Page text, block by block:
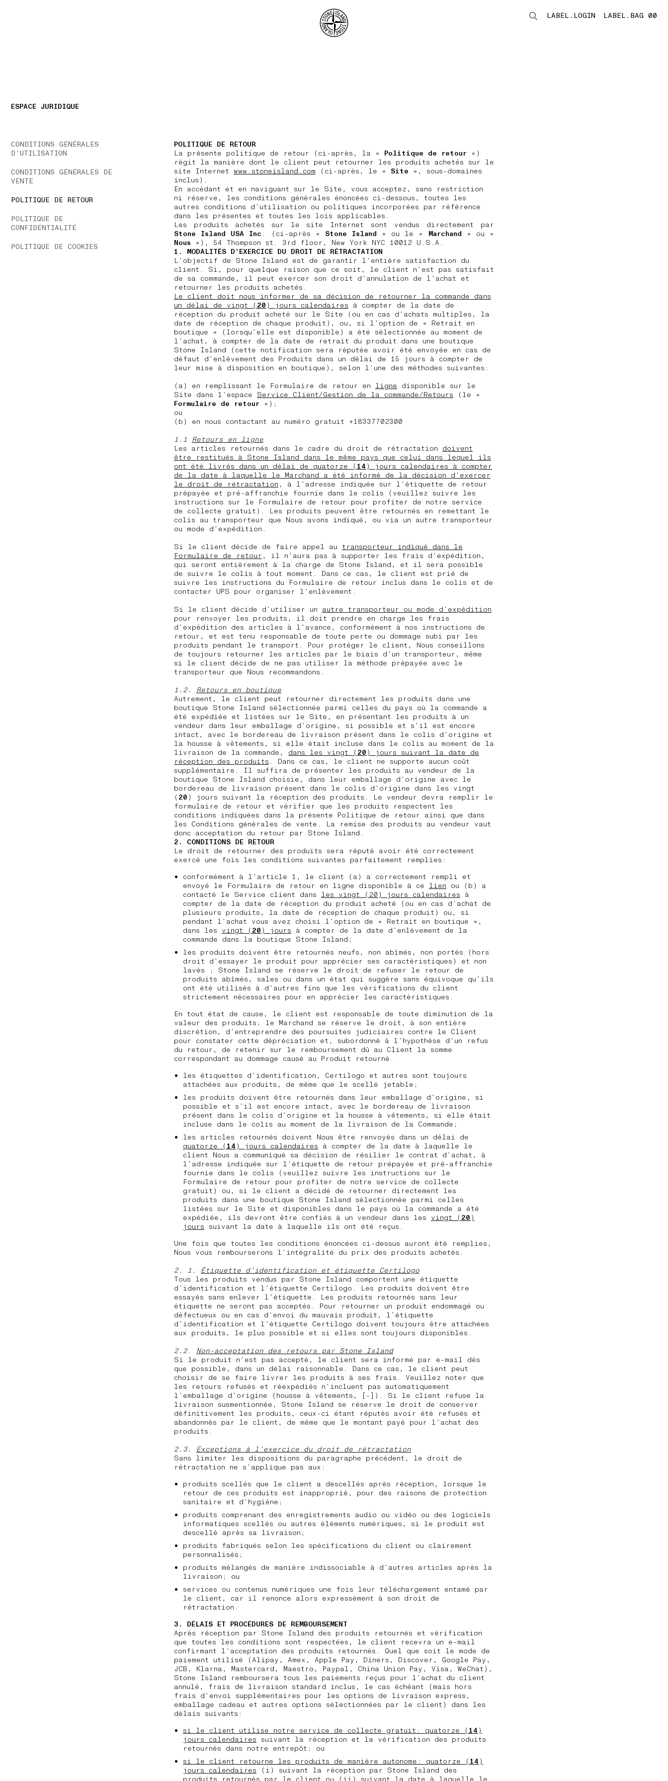
LABEL.LOGIN
LABEL.BAG 00
LABEL.ITEMS
ESPACE JURIDIQUE
CONDITIONS GÉNÉRALES
D’UTILISATION
CONDITIONS GÉNÉRALES DE
VENTE
POLITIQUE DE RETOUR
POLITIQUE DE
CONFIDENTIALITÉ
POLITIQUE DE COOKIES
POLITIQUE DE RETOUR
La présente politique de retour (ci-après, la « Politique de retour»)
régit la manière dont le client peut retourner les produits achetés sur le
site Internet www.stoneisland.com (ci-après, le « Site
», sous-domaines
inclus).
En accédant et en naviguant sur le Site, vous acceptez, sans restriction
ni réserve, les conditions générales énoncées ci-dessous, toutes les
autres conditions d’utilisation ou politiques incorporées par référence
dans les présentes et toutes les lois applicables.
Les produits achetés sur le site Internet sont vendus directement par
Stone Island USA Inc . (ci-après « Stone Island » ou le « Marchand » ou «
Nous
»), 54 Thompson st. 3rd floor, New York NYC 10012 U.S.A.
1. MODALITÉS D’EXERCICE DU DROIT DE RÉTRACTATION
L’objectif de Stone Island est de garantir l’entière satisfaction du
client. Si, pour quelque raison que ce soit, le client n’est pas satisfait
de sa commande, il peut exercer son droit d’annulation de l’achat et
retourner les produits achetés.
Le client doit nous informer de sa décision de retourner la commande dans
un délai de vingt ( 20 ) jours calendaires à compter de la date de
réception du produit acheté sur le Site (ou en cas d’achats multiples, la
date de réception de chaque produit), ou, si l’option de « Retrait en
boutique » (lorsqu’elle est disponible) a été sélectionnée au moment de
l’achat, à compter de la date de retrait du produit dans une boutique
Stone Island (cette notification sera réputée avoir été envoyée en cas de
défaut d’enlèvement des Produits dans un délai de 15 jours à compter de
leur mise à disposition en boutique), selon l’une des méthodes suivantes:
(a) en remplissant le Formulaire de retour en ligne disponible sur le
Site dans l’espace Service Client/Gestion de la commande/Retours (le «
Formulaire de retour»);
ou
(b) en nous contactant au numéro gratuit +18337702300
1.1 Retours en ligne
Les articles retournés dans le cadre du droit de rétractation doivent
être restitués à Stone Island dans le même pays que celui dans lequel ils
ont été livrés dans un délai de quatorze ( 14 ) jours calendaires à compter
de la date à laquelle le Marchand a été informé de la décision d’exercer
le droit de rétractation , à l’adresse indiquée sur l’étiquette de retour
prépayée et pré-affranchie fournie dans le colis (veuillez suivre les
instructions sur le Formulaire de retour pour profiter de notre service
de collecte gratuit). Les produits peuvent être retournés en remettant le
colis au transporteur que Nous avons indiqué, ou via un autre transporteur
ou mode d’expédition.
Si le client décide de faire appel au transporteur indiqué dans le
Formulaire de retour , il n’aura pas à supporter les frais d’expédition,
qui seront entièrement à la charge de Stone Island, et il sera possible
de suivre le colis à tout moment. Dans ce cas, le client est prié de
suivre les instructions du Formulaire de retour inclus dans le colis et de
contacter UPS pour organiser l’enlèvement.
Si le client décide d’utiliser un autre transporteur ou mode d’expédition
pour renvoyer les produits, il doit prendre en charge les frais
d’expédition des articles à l’avance, conformément à nos instructions de
retour, et est tenu responsable de toute perte ou dommage subi par les
produits pendant le transport. Pour protéger le client, Nous conseillons
de toujours retourner les articles par le biais d’un transporteur, même
si le client décide de ne pas utiliser la méthode prépayée avec le
transporteur que Nous recommandons.
1.2. Retours en boutique
Autrement, le client peut retourner directement les produits dans une
boutique Stone Island sélectionnée parmi celles du pays où la commande a
été expédiée et listées sur le Site, en présentant les produits à un
vendeur dans leur emballage d’origine, si possible et s’il est encore
intact, avec le bordereau de livraison présent dans le colis d’origine et
la housse à vêtements, si elle était incluse dans le colis au moment de la
livraison de la commande, dans les vingt ( 20 ) jours suivant la date de
réception des produits . Dans ce cas, le client ne supporte aucun coût
supplémentaire. Il suffira de présenter les produits au vendeur de la
boutique Stone Island choisie, dans leur emballage d’origine avec le
bordereau de livraison présent dans le colis d’origine dans les vingt
( 20 ) jours suivant la réception des produits. Le vendeur devra remplir le
formulaire de retour et vérifier que les produits respectent les
conditions indiquées dans la présente Politique de retour ainsi que dans
les Conditions générales de vente. La remise des produits au vendeur vaut
donc acceptation du retour par Stone Island.
2. CONDITIONS DE RETOUR
Le droit de retourner des produits sera réputé avoir été correctement
exercé une fois les conditions suivantes parfaitement remplies:
conformément à l’article 1, le client (a) a correctement rempli et
envoyé le Formulaire de retour en ligne disponible à ce lien ou (b) a
contacté le Service client dans les vingt (20) jours calendaires à
compter de la date de réception du produit acheté (ou en cas d’achat de
plusieurs produits, la date de réception de chaque produit) ou, si
pendant l’achat vous avez choisi l’option de « Retrait en boutique »,
dans les vingt ( 20 ) jours à compter de la date d’enlèvement de la
commande dans la boutique Stone Island;
les produits doivent être retournés neufs, non abîmés, non portés (hors
droit d’essayer le produit pour apprécier ses caractéristiques) et non
lavés ; Stone Island se réserve le droit de refuser le retour de
produits abîmés, sales ou dans un état qui suggère sans équivoque qu’ils
ont été utilisés à d’autres fins que les vérifications du client
strictement nécessaires pour en apprécier les caractéristiques.
En tout état de cause, le client est responsable de toute diminution de la
valeur des produits; le Marchand se réserve le droit, à son entière
discrétion, d’entreprendre des poursuites judiciaires contre le Client
pour constater cette dépréciation et, subordonné à l’hypothèse d’un refus
du retour, de retenir sur le remboursement dû au Client la somme
correspondant au dommage causé au Produit retourné.
les étiquettes d’identification, Certilogo et autres sont toujours
attachées aux produits, de même que le scellé jetable;
les produits doivent être retournés dans leur emballage d’origine, si
possible et s’il est encore intact, avec le bordereau de livraison
présent dans le colis d’origine et la housse à vêtements, si elle était
incluse dans le colis au moment de la livraison de la Commande;
les articles retournés doivent Nous être renvoyés dans un délai de
quatorze ( 14 ) jours calendaires à compter de la date à laquelle le
client Nous a communiqué sa décision de résilier le contrat d’achat, à
l’adresse indiquée sur l’étiquette de retour prépayée et pré-affranchie
fournie dans le colis (veuillez suivre les instructions sur le
Formulaire de retour pour profiter de notre service de collecte
gratuit) ou, si le client a décidé de retourner directement les
produits dans une boutique Stone Island sélectionnée parmi celles
listées sur le Site et disponibles dans le pays où la commande a été
expédiée, ils devront être confiés à un vendeur dans les vingt ( 20 )
jours suivant la date à laquelle ils ont été reçus.
Une fois que toutes les conditions énoncées ci-dessus auront été remplies,
Nous vous rembourserons l’intégralité du prix des produits achetés.
2. 1. Étiquette d’identification et étiquette Certilogo
Tous les produits vendus par Stone Island comportent une étiquette
d’identification et l’étiquette Certilogo. Les produits doivent être
essayés sans enlever l’étiquette. Les produits retournés sans leur
étiquette ne seront pas acceptés. Pour retourner un produit endommagé ou
défectueux ou en cas d’envoi du mauvais produit, l’étiquette
d’identification et l’étiquette Certilogo doivent toujours être attachées
aux produits, le plus possible et si elles sont toujours disponibles.
2.2. Non-acceptation des retours par Stone Island
Si le produit n’est pas accepté, le client sera informé par e-mail dès
que possible, dans un délai raisonnable. Dans ce cas, le client peut
choisir de se faire livrer les produits à ses frais. Veuillez noter que
les retours refusés et réexpédiés n’incluent pas automatiquement
l’emballage d’origine (housse à vêtements, [-]). Si le client refuse la
livraison susmentionnée, Stone Island se réserve le droit de conserver
définitivement les produits, ceux-ci étant réputés avoir été refusés et
abandonnés par le client, de même que le montant payé pour l’achat des
produits.
2.3. Exceptions à l’exercice du droit de rétractation
Sans limiter les dispositions du paragraphe précédent, le droit de
rétractation ne s’applique pas aux:
produits scellés que le client a descellés après réception, lorsque le
retour de ces produits est inapproprié, pour des raisons de protection
sanitaire et d’hygiène;
produits comprenant des enregistrements audio ou vidéo ou des logiciels
informatiques scellés ou autres éléments numériques, si le produit est
descellé après sa livraison;
produits fabriqués selon les spécifications du client ou clairement
personnalisés;
produits mélangés de manière indissociable à d’autres articles après la
livraison; ou
services ou contenus numériques une fois leur téléchargement entamé par
le client, car il renonce alors expressément à son droit de
rétractation.
3. DÉLAIS ET PROCÉDURES DE REMBOURSEMENT
Après réception par Stone Island des produits retournés et vérification
que toutes les conditions sont respectées, le client recevra un e-mail
confirmant l’acceptation des produits retournés. Quel que soit le mode de
paiement utilisé (Alipay, Amex, Apple Pay, Diners, Discover, Google Pay,
JCB, Klarna, Mastercard, Maestro, Paypal, China Union Pay, Visa, WeChat),
Stone Island remboursera tous les paiements reçus pour l’achat du client
annulé, frais de livraison standard inclus, le cas échéant (mais hors
frais d’envoi supplémentaires pour les options de livraison express,
emballage cadeau et autres options sélectionnées par le client) dans les
délais suivants:
si le client utilise notre service de collecte gratuit: quatorze ( 14 )
jours calendaires suivant la réception et la vérification des produits
retournés dans notre entrepôt; ou
si le client retourne les produits de manière autonome: quatorze ( 14 )
jours calendaires (i) suivant la réception par Stone Island des